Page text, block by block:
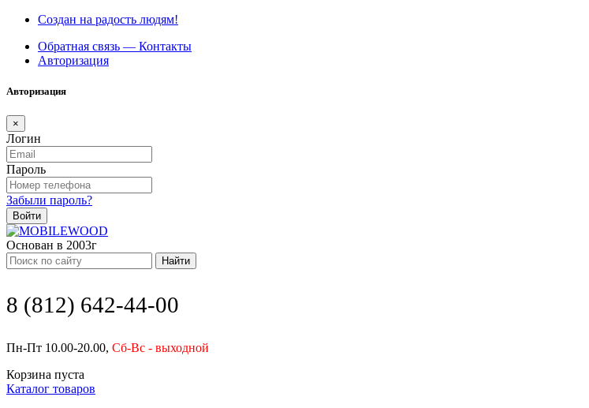
Создан на радость людям!
Обратная связь — Контакты
Авторизация
Авторизация
×
Логин
Пароль
Забыли пароль?
Войти
Основан в 2003г
Найти
8 (812) 642-44-00
Пн-Пт 10.00-20.00, Сб-Вс - выходной
Корзина пуста
Каталог товаров